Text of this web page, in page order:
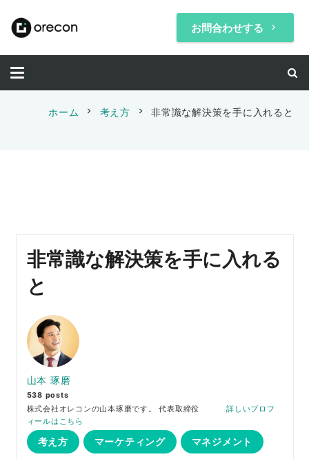
お問合わせする keyboard_arrow_right
ホーム chevron_right 考え方 chevron_right 非常識な解決策を手に入れると
非常識な解決策を手に入れる
と
山本 琢磨
538 posts
株式会社オレコンの山本琢磨です。 代表取締役 詳しいプロフ
ィールはこちら
考え方 マーケティング マネジメント